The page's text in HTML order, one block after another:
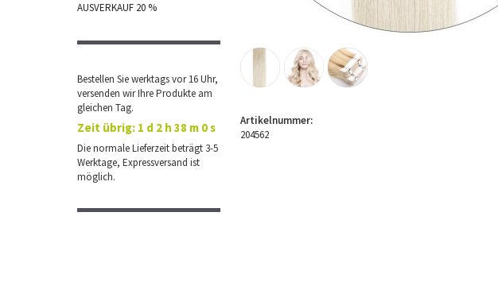
AUSVERKAUF 20 %
Bestellen Sie werktags vor 16 Uhr,
versenden wir Ihre Produkte am
gleichen Tag.
Zeit übrig: 1 d 2 h 38 m 0 s
Die normale Lieferzeit beträgt 3-5
Werktage, Expressversand ist
möglich.
Artikelnummer:
204562